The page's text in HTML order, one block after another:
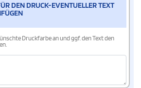
DEN DRUCK-EVENTUELLER TEXT
Druckfarbe an und ggf. den Text den